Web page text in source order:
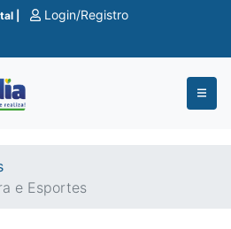
| Login/Registro
e Esportes